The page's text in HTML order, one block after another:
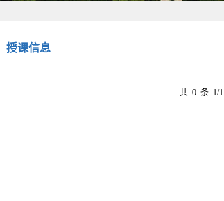
授课信息
共 0 条 1/1